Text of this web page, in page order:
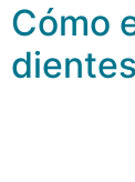
Cómo
dientes